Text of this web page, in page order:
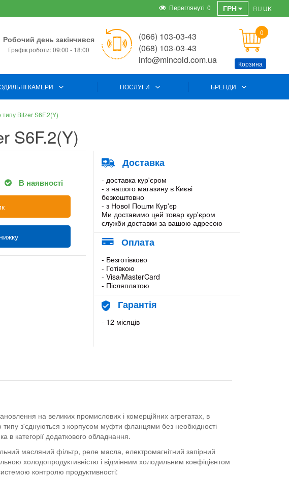
ГРН RU UK
Переглянуті 0
Робочий день закінчився
Графік роботи: 09:00 - 18:00
(066) 103-03-43
(068) 103-03-43
info@mincold.com.ua
0
Корзина
КАМЕРИ ПОСЛУГИ БРЕНДИ
Bitzer S6F.2(Y)
S6F.2(Y)
В наявності
Доставка
- доставка кур'єром
- з нашого магазину в Києві
безкоштовно
- з Нової Пошти Кур'єр
Ми доставимо цей товар кур'єром
служби доставки за вашою адресою
Оплата
- Безготівково
- Готівкою
- Visa/MasterCard
- Післяплатою
Гарантія
- 12 місяців
на великих промислових і комерційних агрегатах, в
з'єднуються з корпусом муфти фланцями без необхідності
в категорії додаткового обладнання.
масляний фільтр, реле масла, електромагнітний запірний
холодопродуктивністю і відмінним холодильним коефіцієнтом
контролю продуктивності: